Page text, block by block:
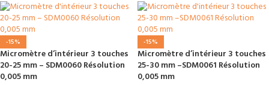
dans toutes les régions.
résolution fine de 0,005 mm pour
vos pièces aéronautiques ou
automobiles.
Gabarit spécial petits diamètres :
Corps ultra-fin de Ø10,8 mm conçu
pour plonger en profondeur jusqu'à
µm) et résolution fine de 0,005 mm
pour vos pièces à forte valeur
ajoutée.
Gabarit spécial alésages étroits :
Corps ultra-compact de Ø10,8 mm
permettant d'inspecter des
-15%
Micromètre d’intérieur 3 touches
20-25 mm – SDM0060 Résolution
0,005 mm
-15%
Micromètre d’intérieur 3 touches
25-30 mm –SDM0061 Résolution
0,005 mm